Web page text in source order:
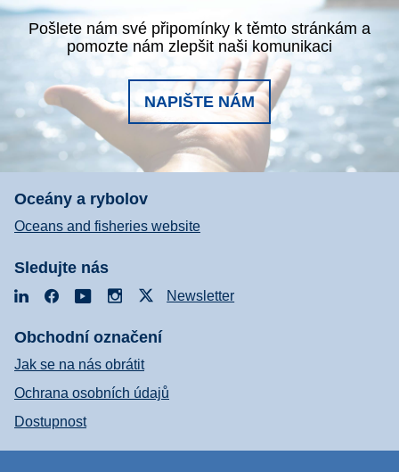
Pošlete nám své připomínky k těmto stránkám a
pomozte nám zlepšit naši komunikaci
NAPIŠTE NÁM
Oceány a rybolov
Oceans and fisheries website
Sledujte nás
LinkedInFacebookYouTubeInstagramNewsletter
Obchodní označení
Jak se na nás obrátit
Ochrana osobních údajů
Dostupnost